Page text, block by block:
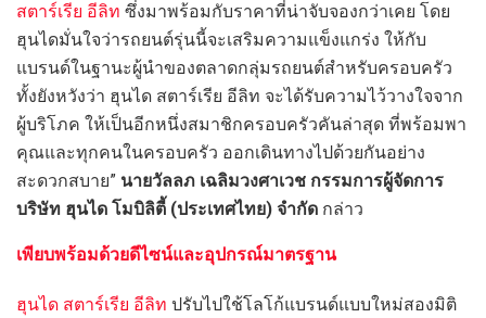
สตาร์เรีย อีลิท ซึ่งมาพร้อมกับราคาที่น่าจับจองกว่าเคย โดย
ฮุนไดมั่นใจว่ารถยนต์รุ่นนี้จะเสริมความแข็งแกร่ง ให้กับ
แบรนด์ในฐานะผู้นำของตลาดกลุ่มรถยนต์สำหรับครอบครัว
ทั้งยังหวังว่า ฮุนได สตาร์เรีย อีลิท จะได้รับความไว้วางใจจาก
ผู้บริโภค ให้เป็นอีกหนึ่งสมาชิกครอบครัวคันล่าสุด ที่พร้อมพา
คุณและทุกคนในครอบครัว ออกเดินทางไปด้วยกันอย่าง
สะดวกสบาย” นายวัลลภ เฉลิมวงศาเวช กรรมการผู้จัดการ
บริษัท ฮุนได โมบิลิตี้ (ประเทศไทย) จำกัด กล่าว
เพียบพร้อมด้วยดีไซน์และอุปกรณ์มาตรฐาน
ฮุนได สตาร์เรีย อีลิท ปรับไปใช้โลโก้แบรนด์แบบใหม่สองมิติ